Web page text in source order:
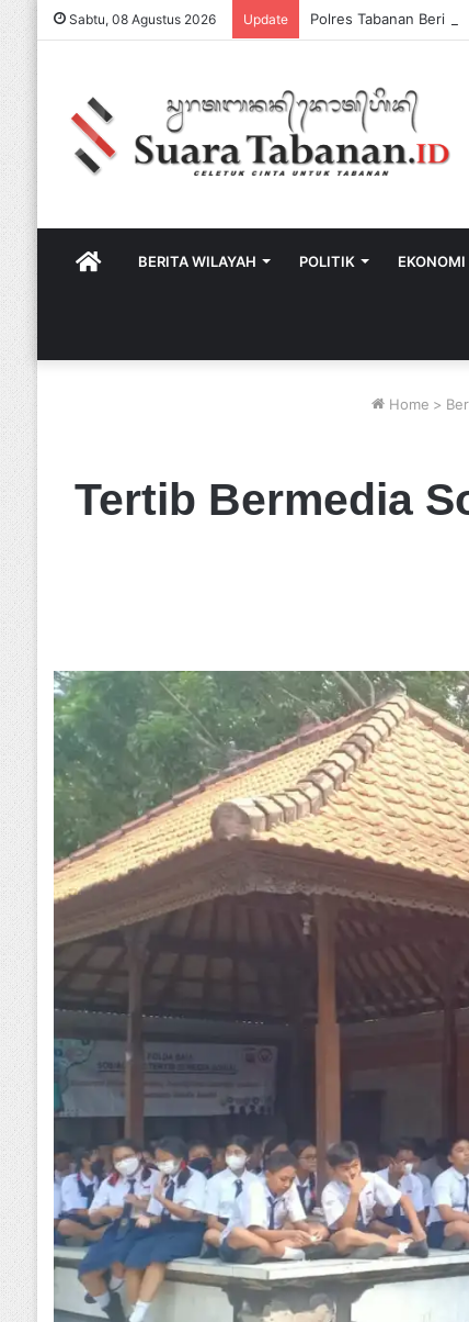
Sabtu, 08 Agustus 2026 Update
HOMEBERITA WILAYAH POLITIK EKONOMI
Home >
Tertib Bermedia